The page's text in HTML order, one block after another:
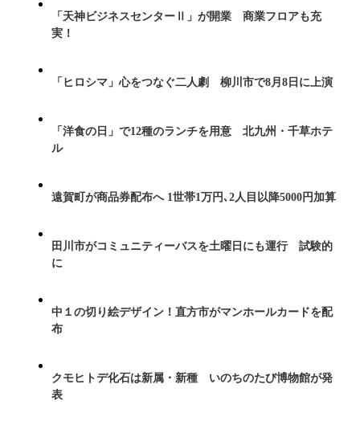
「天神ビジネスセンターⅡ」が開業 商業フロアも充
実！
「ヒロシマ」心をつなぐ二人劇 柳川市で8月8日に上演
「洋食の日」で12種のランチを用意 北九州・千草ホテ
ル
遠賀町が商品券配布へ 1世帯1万円､2人目以降5000円加算
田川市がコミュニティーバスを土曜日にも運行 試験的
に
中１の切り絵デザイン！直方市がマンホールカードを配
布
クモヒトデ化石は新属・新種 いのちのたび博物館が発
表